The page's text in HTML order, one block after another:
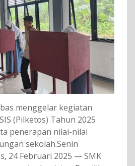
menggelar kegiatan
(Pilketos) Tahun 2025
penerapan nilai-nilai
sekolah.Senin
24 Februari 2025 — SMK